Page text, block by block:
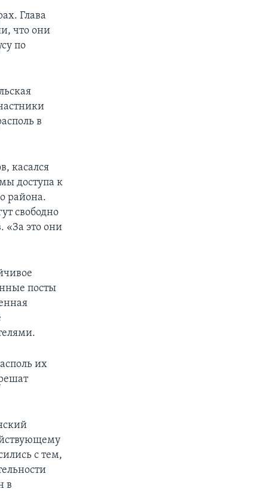
Глава
что они
по
в
касался
доступа к
района.
свободно
«За это они
посты
их
с тем,
в